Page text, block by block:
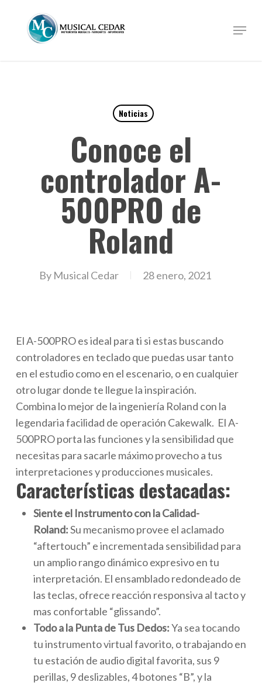
Menu
Noticias
Conoce el
controlador A-
500PRO de
Roland
By Musical Cedar 28 enero, 2021
El A-500PRO es ideal para ti si estas buscando
controladores en teclado que puedas usar tanto
en el estudio como en el escenario, o en cualquier
otro lugar donde te llegue la inspiración.
Combina lo mejor de la ingeniería Roland con la
legendaria facilidad de operación Cakewalk. El A-
500PRO porta las funciones y la sensibilidad que
necesitas para sacarle máximo provecho a tus
interpretaciones y producciones musicales.
Características destacadas:
Siente el Instrumento con la Calidad-
Roland:Su mecanismo provee el aclamado
“aftertouch” e incrementada sensibilidad para
un amplio rango dinámico expresivo en tu
interpretación. El ensamblado redondeado de
las teclas, ofrece reacción responsiva al tacto y
mas confortable “glissando”.
Todo a la Punta de Tus Dedos:Ya sea tocando
tu instrumento virtual favorito, o trabajando en
tu estación de audio digital favorita, sus 9
perillas, 9 deslizables, 4 botones “B”, y la
Close